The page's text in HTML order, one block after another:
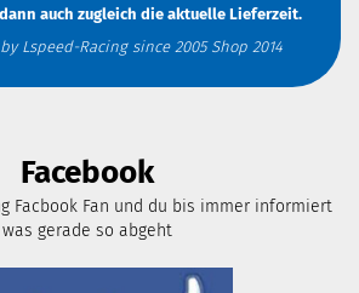
auch zugleich die aktuelle Lieferzeit.
Lspeed-Racing since 2005 Shop 2014
Facebook
Facbook Fan und du bis immer informiert
was gerade so abgeht